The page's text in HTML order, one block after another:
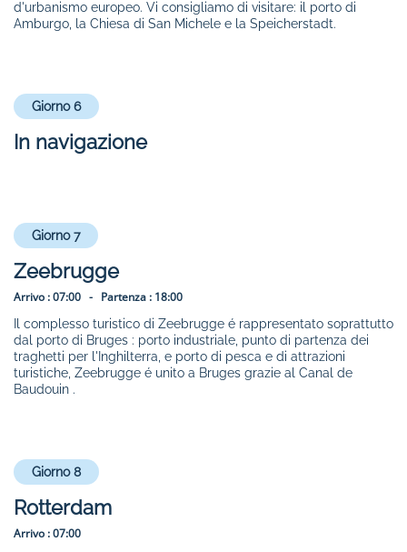
d'urbanismo europeo. Vi consigliamo di visitare: il porto di
Amburgo, la Chiesa di San Michele e la Speicherstadt.
Giorno 6
In navigazione
Giorno 7
Zeebrugge
Arrivo :07:00 - Partenza : 18:00
Il complesso turistico di Zeebrugge é rappresentato soprattutto
dal porto di Bruges : porto industriale, punto di partenza dei
traghetti per l'Inghilterra, e porto di pesca e di attrazioni
turistiche, Zeebrugge é unito a Bruges grazie al Canal de
Baudouin .
Giorno 8
Rotterdam
Arrivo :07:00